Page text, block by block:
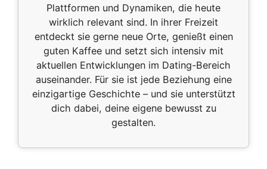
Plattformen und Dynamiken, die heute
wirklich relevant sind. In ihrer Freizeit
entdeckt sie gerne neue Orte, genießt einen
guten Kaffee und setzt sich intensiv mit
aktuellen Entwicklungen im Dating-Bereich
auseinander. Für sie ist jede Beziehung eine
einzigartige Geschichte – und sie unterstützt
dich dabei, deine eigene bewusst zu
gestalten.